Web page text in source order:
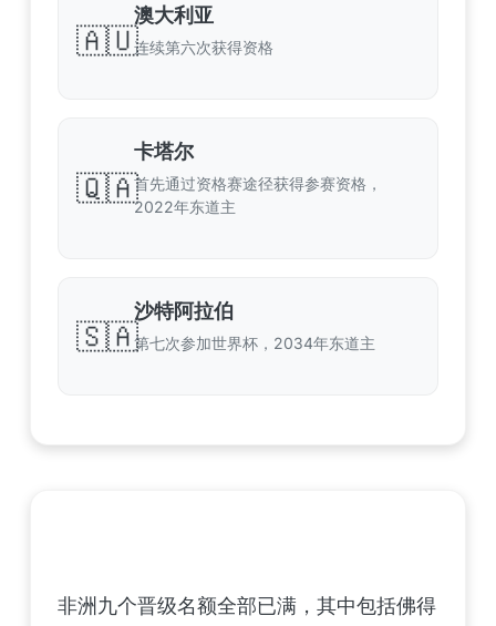
🇦🇺
澳大利亚
连续第六次获得资格
🇶🇦
卡塔尔
首先通过资格赛途径获得参赛资格，
2022年东道主
🇸🇦
沙特阿拉伯
第七次参加世界杯，2034年东道主
非洲九个晋级名额全部已满，其中包括佛得